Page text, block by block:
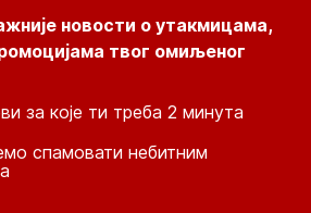
новости о утакмицама,
твог омиљеног
за које ти треба 2 минута
спамовати небитним